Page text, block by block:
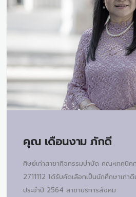
คุณ เดือนงาม ภักดี
ศิษย์เก่าสาขากิจกรรมบำบัด คณะเทคนิ
2711112 ได้รับคัดเลือกเป็นนักศึกษาเก่า
ประจำปี 2564 สาขาบริการสังคม